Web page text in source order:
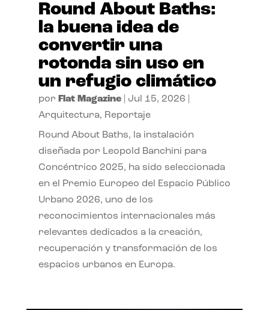
Round About Baths:
la buena idea de
convertir una
rotonda sin uso en
un refugio climático
por Flat Magazine| Jul 15, 2026
Arquitectura, Reportaje
Round About Baths, la instalación
diseñada por Leopold Banchini para
Concéntrico 2025, ha sido seleccionada
en el Premio Europeo del Espacio Público
Urbano 2026, uno de los
reconocimientos internacionales más
relevantes dedicados a la creación,
recuperación y transformación de los
espacios urbanos en Europa.